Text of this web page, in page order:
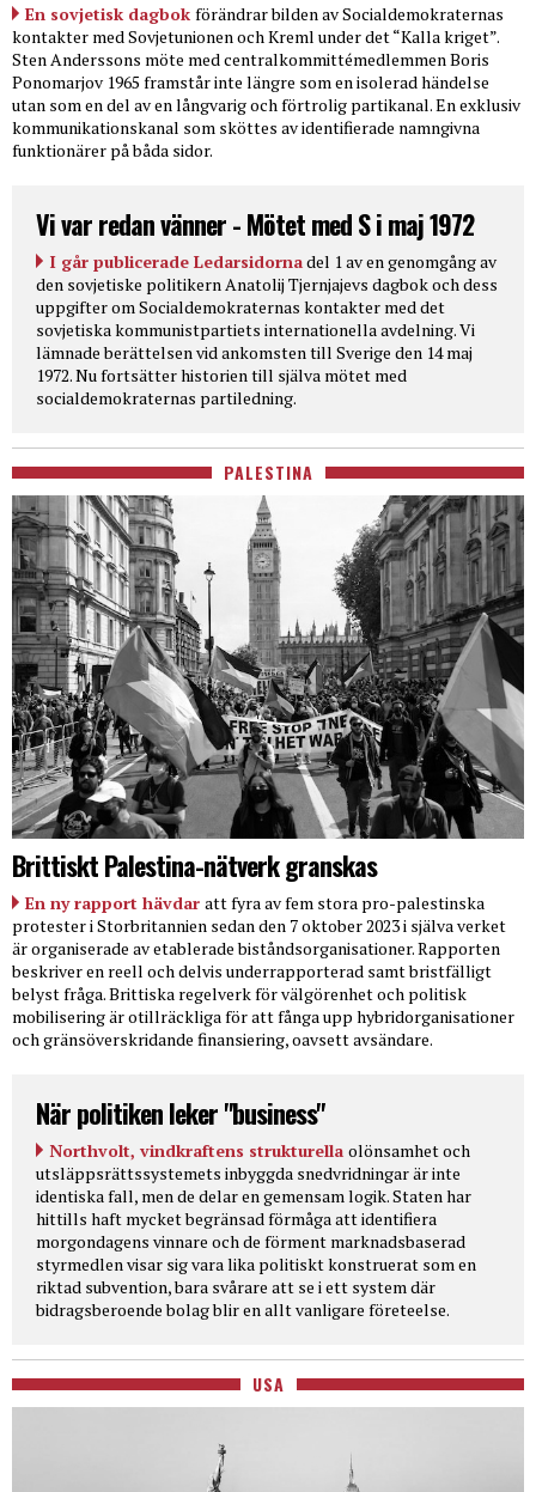
En sovjetisk dagbok förändrar bilden av Socialdemokraternas
kontakter med Sovjetunionen och Kreml under det “Kalla kriget”.
Sten Anderssons möte med centralkommittémedlemmen Boris
Ponomarjov 1965 framstår inte längre som en isolerad händelse
utan som en del av en långvarig och förtrolig partikanal. En exklusiv
kommunikationskanal som sköttes av identifierade namngivna
funktionärer på båda sidor.
Vi var redan vänner - Mötet med S i maj 1972
I går publicerade Ledarsidornadel 1 av en genomgång av
den sovjetiske politikern Anatolij Tjernjajevs dagbok och dess
uppgifter om Socialdemokraternas kontakter med det
sovjetiska kommunistpartiets internationella avdelning. Vi
lämnade berättelsen vid ankomsten till Sverige den 14 maj
1972. Nu fortsätter historien till själva mötet med
socialdemokraternas partiledning.
PALESTINA
Brittiskt Palestina-nätverk granskas
En ny rapport hävdar att fyra av fem stora pro-palestinska
protester i Storbritannien sedan den 7 oktober 2023 i själva verket
är organiserade av etablerade biståndsorganisationer. Rapporten
beskriver en reell och delvis underrapporterad samt bristfälligt
belyst fråga. Brittiska regelverk för välgörenhet och politisk
mobilisering är otillräckliga för att fånga upp hybridorganisationer
och gränsöverskridande finansiering, oavsett avsändare.
När politiken leker "business"
Northvolt, vindkraftens strukturella olönsamhet och
utsläppsrättssystemets inbyggda snedvridningar är inte
identiska fall, men de delar en gemensam logik. Staten har
hittills haft mycket begränsad förmåga att identifiera
morgondagens vinnare och de förment marknadsbaserad
styrmedlen visar sig vara lika politiskt konstruerat som en
riktad subvention, bara svårare att se i ett system där
bidragsberoende bolag blir en allt vanligare företeelse.
USA